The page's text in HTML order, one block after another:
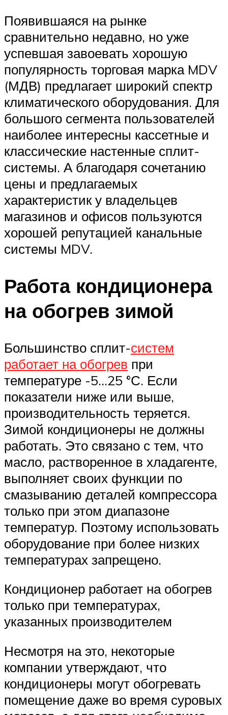
Появившаяся на рынке
сравнительно недавно, но уже
успевшая завоевать хорошую
популярность торговая марка MDV
(МДВ) предлагает широкий спектр
климатического оборудования. Для
большого сегмента пользователей
наиболее интересны кассетные и
классические настенные сплит-
системы. А благодаря сочетанию
цены и предлагаемых
характеристик у владельцев
магазинов и офисов пользуются
хорошей репутацией канальные
системы MDV.
Работа кондиционера
на обогрев зимой
Большинство сплит-систем
работает на обогрев при
температуре -5…25 °С. Если
показатели ниже или выше,
производительность теряется.
Зимой кондиционеры не должны
работать. Это связано с тем, что
масло, растворенное в хладагенте,
выполняет своих функции по
смазыванию деталей компрессора
только при этом диапазоне
температур. Поэтому использовать
оборудование при более низких
температурах запрещено.
Кондиционер работает на обогрев
только при температурах,
указанных производителем
Несмотря на это, некоторые
компании утверждают, что
кондиционеры могут обогревать
помещение даже во время суровых